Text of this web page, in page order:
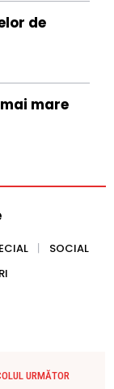
de
mare
SOCIAL
URMĂTOR